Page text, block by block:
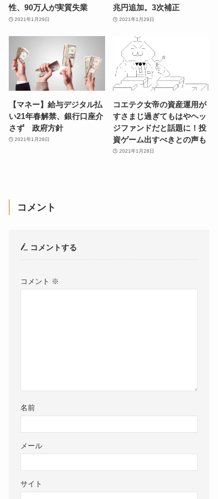
性、90万人が実質失業
2021年1月29日
兆円追加。3次補正
2021年1月29日
【マネー】給与デジタル払
い21年春解禁、銀行口座介
さず 政府方針
2021年1月28日
コエテク女帝の資産運用が
すさまじ過ぎてもはやヘッ
ジファンドだと話題に！投
資ゲーム出すべきとの声も
2021年1月28日
コメント
コメントする
コメント ※
名前
メール
サイト